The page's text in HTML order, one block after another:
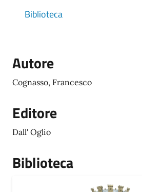
Biblioteca
Autore
Cognasso, Francesco
Editore
Dall' Oglio
Biblioteca